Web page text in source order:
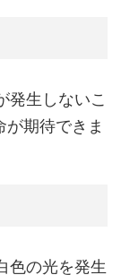
発生しないこ
期待できま
色の光を発生